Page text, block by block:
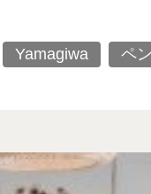
Yamagiwa
ペ